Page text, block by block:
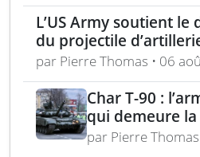
L’US Army soutient
du projectile
150 km de Tiberius
par Pierre Thomas • 06
Char T-90 :
qui demeure
vertébrale
par Pierre